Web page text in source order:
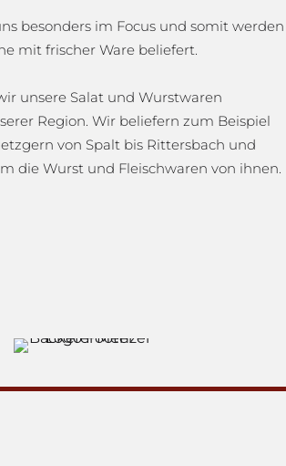
besonders im Focus und somit werden
mit frischer Ware beliefert.
unsere Salat und Wurstwaren
Region. Wir beliefern zum Beispiel
von Spalt bis Rittersbach und
die Wurst und Fleischwaren von ihnen.